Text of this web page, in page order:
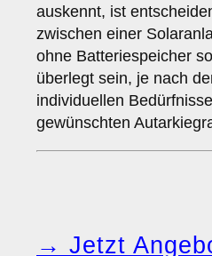
auskennt, ist
zwischen einer
ohne Batteriespeicher
überlegt sein, je nach
individuellen
gewünschten
→ Jetzt